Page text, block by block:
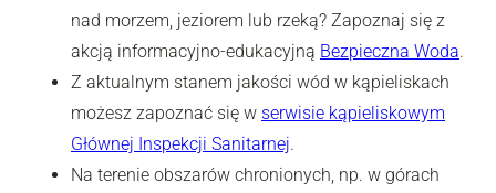
nad morzem, jeziorem lub rzeką? Zapoznaj się z
akcją informacyjno-edukacyjną Bezpieczna Woda.
Z aktualnym stanem jakości wód w kąpieliskach
możesz zapoznać się w serwisie kąpieliskowym
Głównej Inspekcji Sanitarnej.
Na terenie obszarów chronionych, np. w górach